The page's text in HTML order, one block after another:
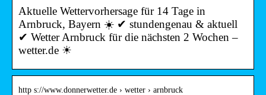
Aktuelle Wettervorhersage für 14 Tage in
Arnbruck, Bayern ☀️ ✔ stundengenau & aktuell
✔ Wetter Arnbruck für die nächsten 2 Wochen –
wetter.de ☀
http s://www.donnerwetter.de › wetter › arnbruck